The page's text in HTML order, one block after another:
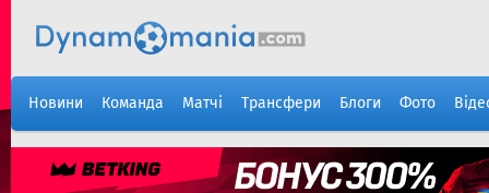
Новини Команда Матчі Трансфери Блоги Фото